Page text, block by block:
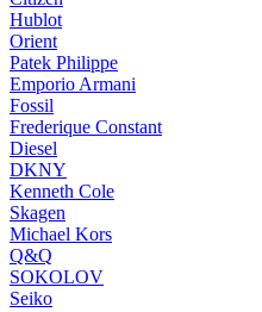
Hublot
Orient
Patek Philippe
Emporio Armani
Fossil
Frederique Constant
Diesel
DKNY
Kenneth Cole
Skagen
Michael Kors
Q&Q
SOKOLOV
Seiko